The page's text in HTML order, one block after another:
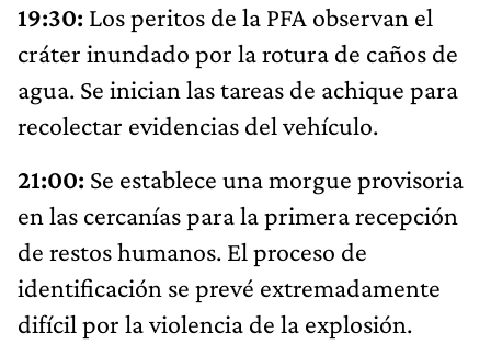
19:30: Los peritos de la PFA observan el
cráter inundado por la rotura de caños de
agua. Se inician las tareas de achique para
recolectar evidencias del vehículo.
21:00: Se establece una morgue provisoria
en las cercanías para la primera recepción
de restos humanos. El proceso de
identificación se prevé extremadamente
difícil por la violencia de la explosión.